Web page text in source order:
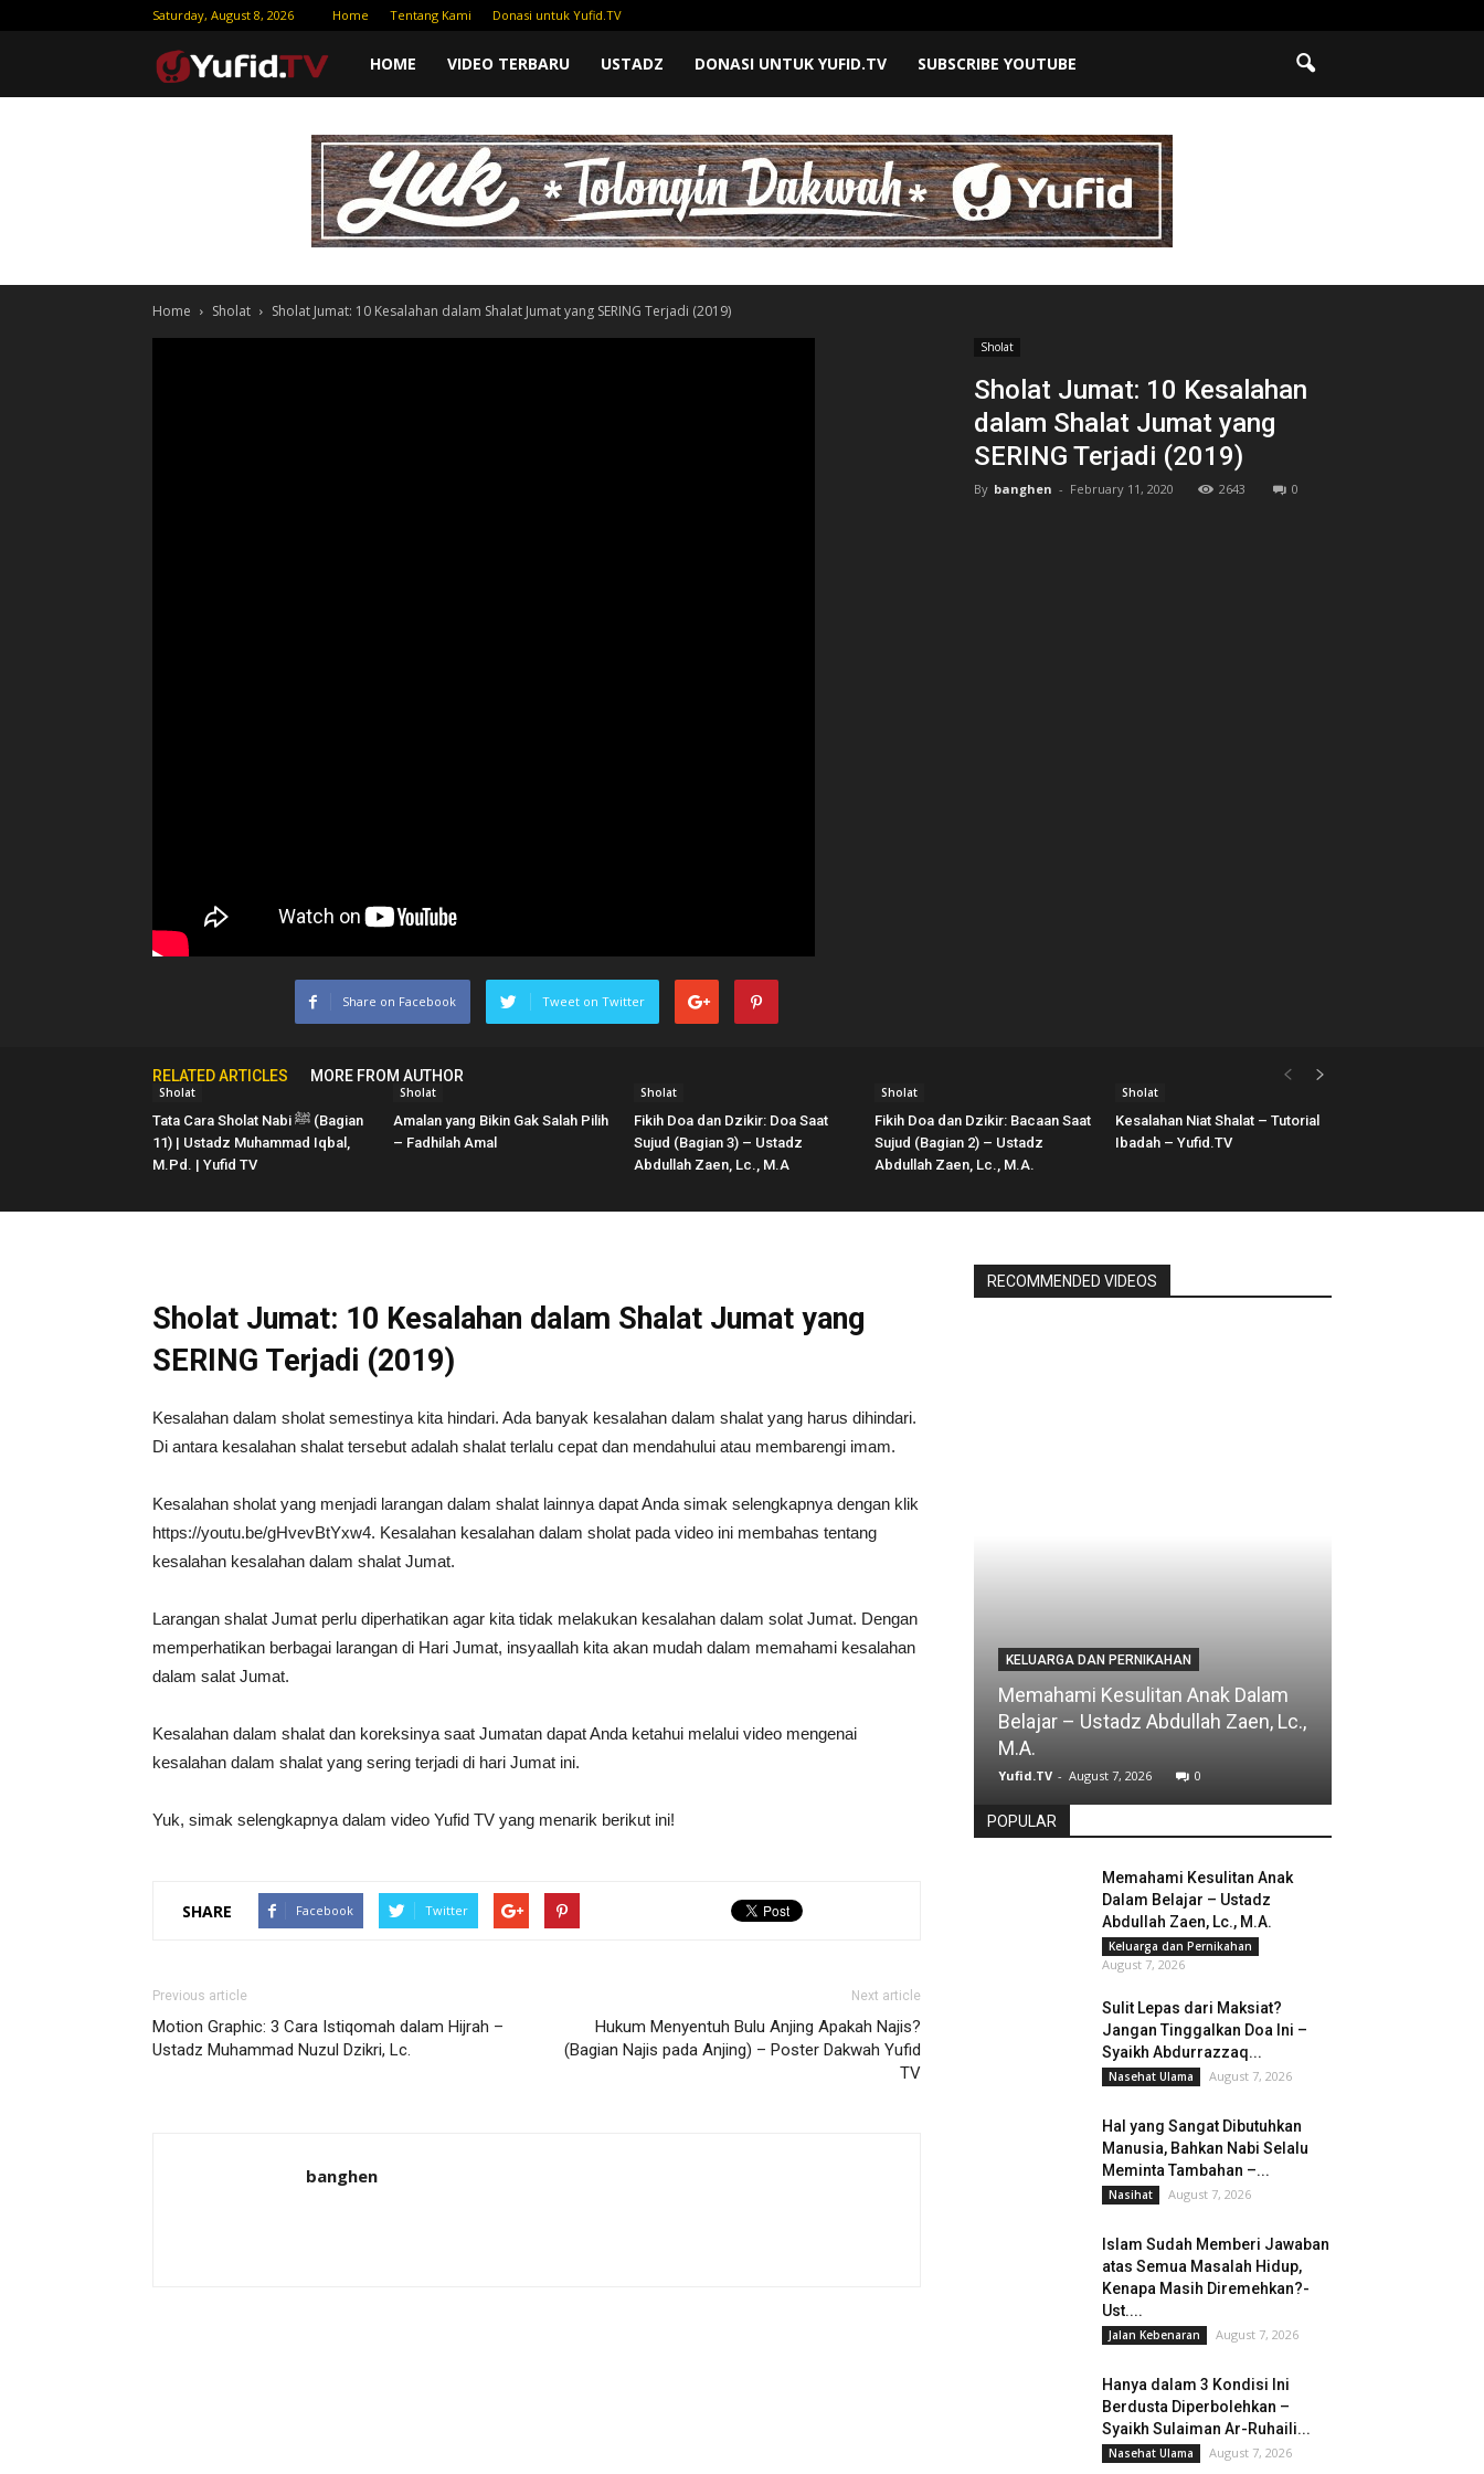
Saturday, August 8, 2026 Home Tentang Kami Donasi untuk Yufid.TV
Yufid
|
HOME VIDEO TERBARU USTADZ DONASI UNTUK YUFID.TV SUBSCRIBE YOUTUBE
Home Sholat Sholat Jumat: 10 Kesalahan dalam Shalat Jumat yang SERING Terjadi (2019)
Sholat
Sholat Jumat: 10 Kesalahan
dalam Shalat Jumat yang
SERING Terjadi (2019)
By banghen - February 11, 2020 2643 0
Share on Facebook Tweet on Twitter
RELATED ARTICLES MORE FROM AUTHOR
Sholat
Tata Cara Sholat Nabi ﷺ (Bagian
11) | Ustadz Muhammad Iqbal,
M.Pd. | Yufid TV
Sholat
Amalan yang Bikin Gak Salah Pilih
– Fadhilah Amal
Sholat
Fikih Doa dan Dzikir: Doa Saat
Sujud (Bagian 3) – Ustadz
Abdullah Zaen, Lc., M.A
Sholat
Fikih Doa dan Dzikir: Bacaan Saat
Sujud (Bagian 2) – Ustadz
Abdullah Zaen, Lc., M.A.
Sholat
Kesalahan Niat Shalat – Tutorial
Ibadah – Yufid.TV
Sholat Jumat: 10 Kesalahan dalam Shalat Jumat yang
SERING Terjadi (2019)
Kesalahan dalam sholat semestinya kita hindari. Ada banyak kesalahan dalam shalat yang harus dihindari.
Di antara kesalahan shalat tersebut adalah shalat terlalu cepat dan mendahului atau membarengi imam.
Kesalahan sholat yang menjadi larangan dalam shalat lainnya dapat Anda simak selengkapnya dengan klik
https://youtu.be/gHvevBtYxw4. Kesalahan kesalahan dalam sholat pada video ini membahas tentang
kesalahan kesalahan dalam shalat Jumat.
Larangan shalat Jumat perlu diperhatikan agar kita tidak melakukan kesalahan dalam solat Jumat. Dengan
memperhatikan berbagai larangan di Hari Jumat, insyaallah kita akan mudah dalam memahami kesalahan
dalam salat Jumat.
Kesalahan dalam shalat dan koreksinya saat Jumatan dapat Anda ketahui melalui video mengenai
kesalahan dalam shalat yang sering terjadi di hari Jumat ini.
Yuk, simak selengkapnya dalam video Yufid TV yang menarik berikut ini!
SHARE Facebook Twitter
Previous article
Motion Graphic: 3 Cara Istiqomah dalam Hijrah –
Ustadz Muhammad Nuzul Dzikri, Lc.
Next article
Hukum Menyentuh Bulu Anjing Apakah Najis?
(Bagian Najis pada Anjing) – Poster Dakwah Yufid
TV
banghen
RECOMMENDED VIDEOS
KELUARGA DAN PERNIKAHAN
Memahami Kesulitan Anak Dalam
Belajar – Ustadz Abdullah Zaen, Lc.,
M.A.
Yufid.TV - August 7, 2026 0
POPULAR
Memahami Kesulitan Anak
Dalam Belajar – Ustadz
Abdullah Zaen, Lc., M.A.
Keluarga dan Pernikahan
August 7, 2026
Sulit Lepas dari Maksiat?
Jangan Tinggalkan Doa Ini –
Syaikh Abdurrazzaq...
Nasehat Ulama August 7, 2026
Hal yang Sangat Dibutuhkan
Manusia, Bahkan Nabi Selalu
Meminta Tambahan –...
Nasihat August 7, 2026
Islam Sudah Memberi Jawaban
atas Semua Masalah Hidup,
Kenapa Masih Diremehkan?-
Ust....
Jalan Kebenaran August 7, 2026
Hanya dalam 3 Kondisi Ini
Berdusta Diperbolehkan –
Syaikh Sulaiman Ar-Ruhaili...
Nasehat Ulama August 7, 2026